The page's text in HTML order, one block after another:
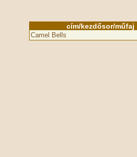
cím/kezdősor/műfaj
Camel Bells